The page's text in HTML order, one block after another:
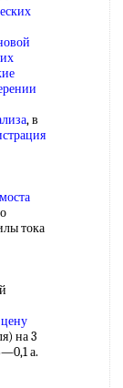
, в
моста
тока
цену
на 3
а.